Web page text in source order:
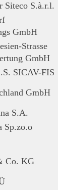
Siteco S.à.r.l.
GmbH
Strasse
GmbH
SICAV-FIS
GmbH
S.A.
Sp.zo.o
Co. KG